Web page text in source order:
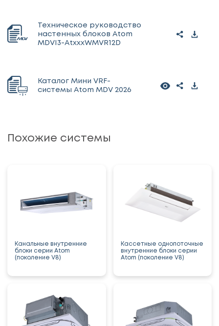
Техническое руководство
настенных блоков Atom
MDVI3-AtxxxWMVR12D
Каталог Мини VRF-
системы Atom MDV 2026
Похожие системы
Канальные внутренние
блоки серии Atom
(поколение V8)
Кассетные однопоточные
внутренние блоки серии
Atom (поколение V8)